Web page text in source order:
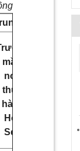
ương
mầm
non
thực
hành
Hoa
Sen